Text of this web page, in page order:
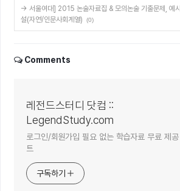
→ 서울여대] 2015 논술자료집 & 모의논술 기출문제, 예
설(자연/인문사회계열)
(0)
Comments
레전드스터디 닷컴 ::
LegendStudy.com
로그인/회원가입 필요 없는 학습자료 무료 제공
트
구독하기